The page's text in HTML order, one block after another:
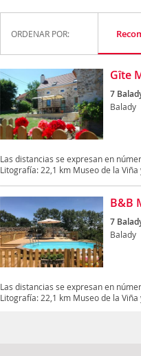
ORDENAR POR:
Gîte
7
Balady
Las distancias se expresan en
Litografía: 22,1 km Museo de la Viña
B&B
7
Balady
Las distancias se expresan en
Litografía: 22,1 km Museo de la Viña